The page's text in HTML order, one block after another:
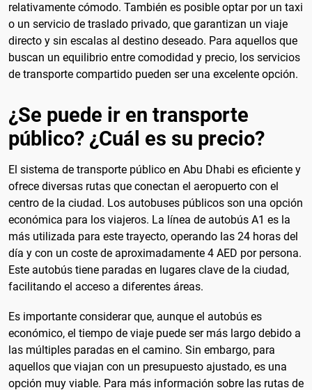
relativamente cómodo. También es posible optar por un taxi
o un servicio de traslado privado, que garantizan un viaje
directo y sin escalas al destino deseado. Para aquellos que
buscan un equilibrio entre comodidad y precio, los servicios
de transporte compartido pueden ser una excelente opción.
¿Se puede ir en transporte
público? ¿Cuál es su precio?
El sistema de transporte público en Abu Dhabi es eficiente y
ofrece diversas rutas que conectan el aeropuerto con el
centro de la ciudad. Los autobuses públicos son una opción
económica para los viajeros. La línea de autobús A1 es la
más utilizada para este trayecto, operando las 24 horas del
día y con un coste de aproximadamente 4 AED por persona.
Este autobús tiene paradas en lugares clave de la ciudad,
facilitando el acceso a diferentes áreas.
Es importante considerar que, aunque el autobús es
económico, el tiempo de viaje puede ser más largo debido a
las múltiples paradas en el camino. Sin embargo, para
aquellos que viajan con un presupuesto ajustado, es una
opción muy viable. Para más información sobre las rutas de